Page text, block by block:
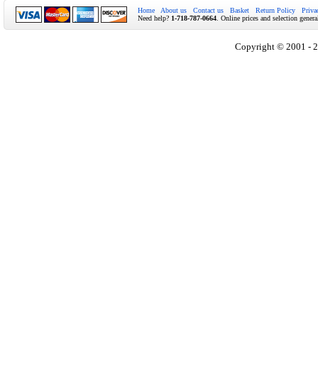
Home About us Contact us Basket Return Policy
Need help? 1-718-787-0664 . Online prices and selection
Copyright © 2001 -